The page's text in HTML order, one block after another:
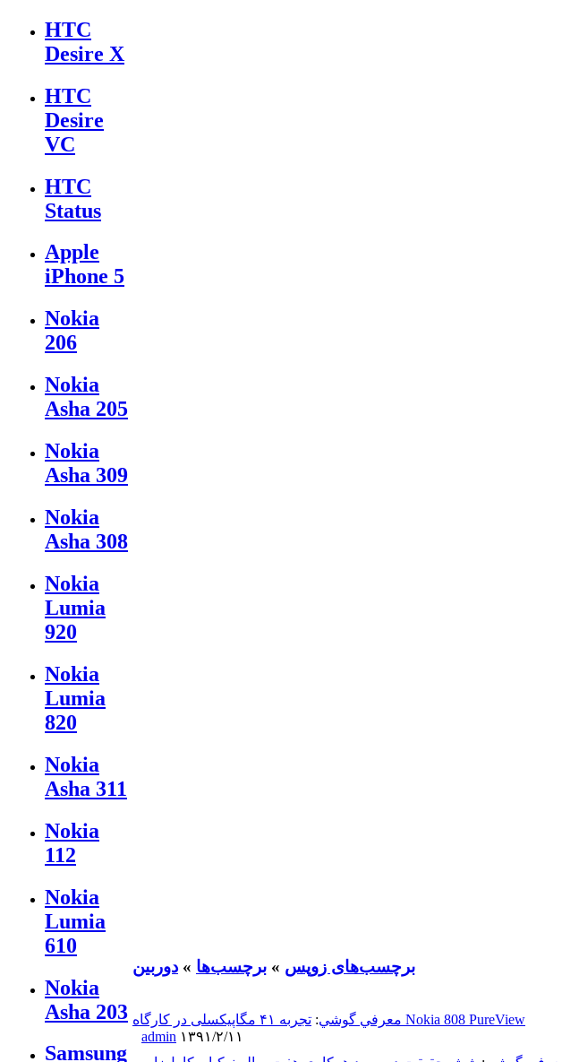
HTC
Desire X
HTC
Desire
VC
HTC
Status
Apple
iPhone 5
Nokia
206
Nokia
Asha 205
Nokia
Asha 309
Nokia
Asha 308
Nokia
Lumia
920
Nokia
Lumia
820
Nokia
Asha 311
Nokia
112
Nokia
Lumia
610
Nokia
Asha 203
Samsung
برچسب‌های زوپس » برچسب‌ها » دوربین
معرفي گوشي:
تجربه ۴۱ مگاپیکسلی در کارگاه Nokia 808 PureView
admin ۱۳۹۱/۲/۱۱